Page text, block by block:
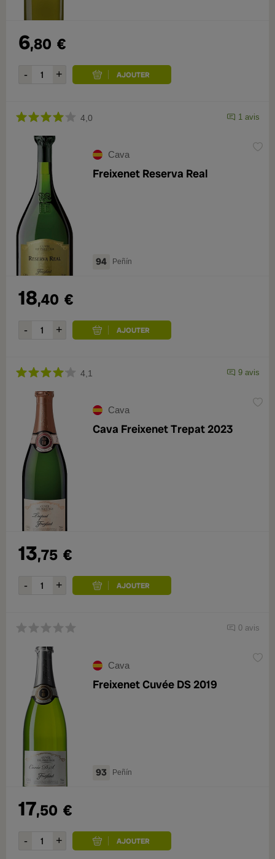
6,80 €
4,0 1 avis
Cava
Freixenet Reserva Real
94 Peñín
18,40 €
4,1 9 avis
Cava
Cava Freixenet Trepat 2023
13,75 €
0 avis
Cava
Freixenet Cuvée DS 2019
93 Peñín
17,50 €